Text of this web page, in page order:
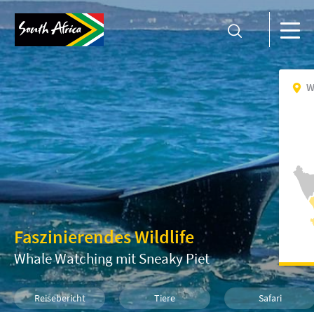
Faszinierendes Wildlife
Whale Watching mit Sneaky Piet
Reisebericht Tiere Safari